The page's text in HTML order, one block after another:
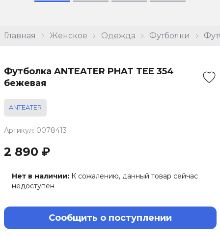
Главная Женское Одежда Футболки
Футболка ANTEATER PHAT TEE 354
бежевая
ANTEATER
Артикул: 0078413
2 890 ₽
Нет в наличии: К сожалению, данный товар сейчас
недоступен
Сообщить о поступлении